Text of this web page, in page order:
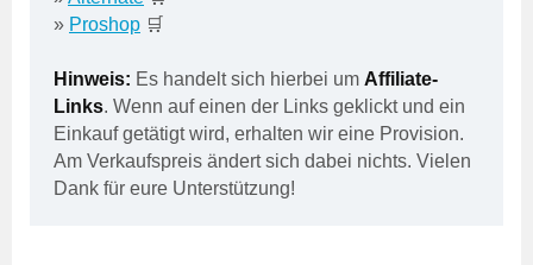
» Proshop 🛒
Hinweis: Es handelt sich hierbei um Affiliate-
Links. Wenn auf einen der Links geklickt und ein
Einkauf getätigt wird, erhalten wir eine Provision.
Am Verkaufspreis ändert sich dabei nichts. Vielen
Dank für eure Unterstützung!